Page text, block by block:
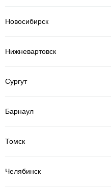
Новосибирск
Нижневартовск
Сургут
Барнаул
Томск
Челябинск